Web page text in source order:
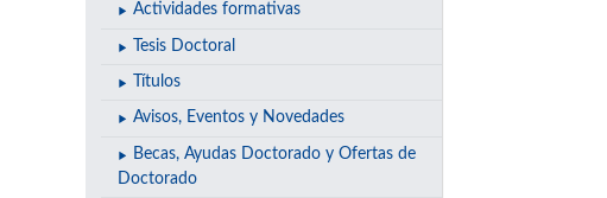
Actividades formativas
Tesis Doctoral
Títulos
Avisos, Eventos y Novedades
Becas, Ayudas Doctorado y Ofertas de
Doctorado